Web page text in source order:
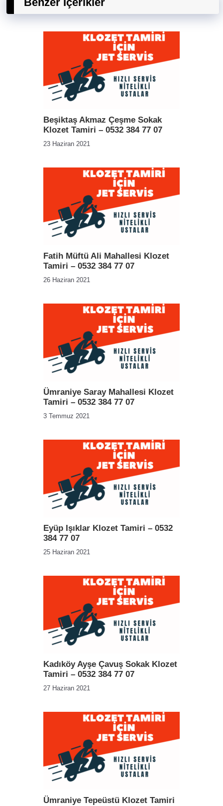
Beşiktaş Akmaz Çeşme Sokak
Klozet Tamiri – 0532 384 77 07
23 Haziran 2021
Fatih Müftü Ali Mahallesi Klozet
Tamiri – 0532 384 77 07
26 Haziran 2021
Ümraniye Saray Mahallesi Klozet
Tamiri – 0532 384 77 07
3 Temmuz 2021
Eyüp Işıklar Klozet Tamiri – 0532
384 77 07
25 Haziran 2021
Kadıköy Ayşe Çavuş Sokak Klozet
Tamiri – 0532 384 77 07
27 Haziran 2021
Ümraniye Tepeüstü Klozet Tamiri